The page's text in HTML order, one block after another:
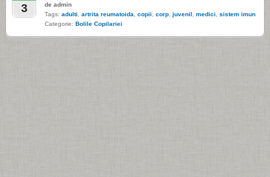
3
de admin
Tags: adulti artrita reumatoida copii corp juvenil medici
sistem imun
Categorie: Bolile Copilariei